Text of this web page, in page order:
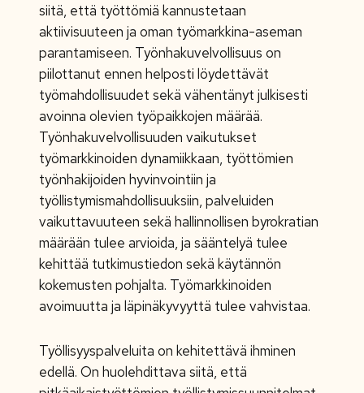
siitä, että työttömiä kannustetaan
aktiivisuuteen ja oman työmarkkina-aseman
parantamiseen. Työnhakuvelvollisuus on
piilottanut ennen helposti löydettävät
työmahdollisuudet sekä vähentänyt julkisesti
avoinna olevien työpaikkojen määrää.
Työnhakuvelvollisuuden vaikutukset
työmarkkinoiden dynamiikkaan, työttömien
työnhakijoiden hyvinvointiin ja
työllistymismahdollisuuksiin, palveluiden
vaikuttavuuteen sekä hallinnollisen byrokratian
määrään tulee arvioida, ja sääntelyä tulee
kehittää tutkimustiedon sekä käytännön
kokemusten pohjalta. Työmarkkinoiden
avoimuutta ja läpinäkyvyyttä tulee vahvistaa.
Työllisyyspalveluita on kehitettävä ihminen
edellä. On huolehdittava siitä, että